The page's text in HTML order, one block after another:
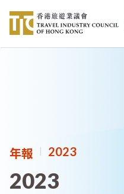
內
年報 | 2023
2023